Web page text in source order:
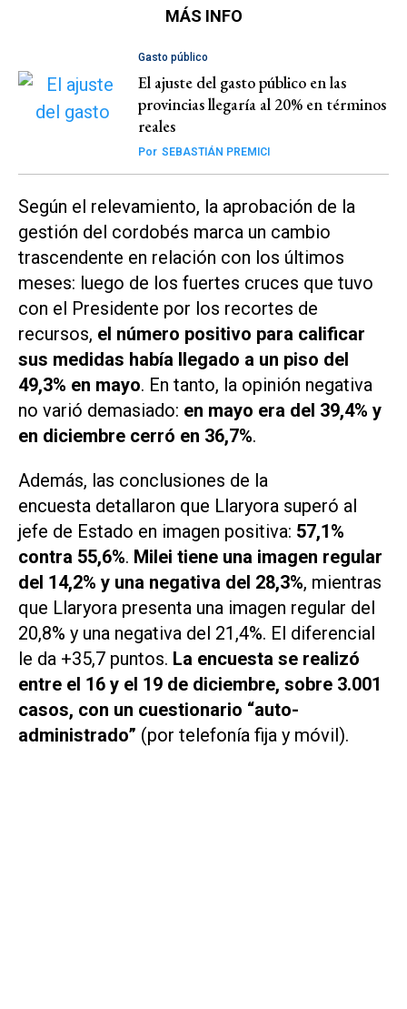
MÁS INFO
Gasto público
El ajuste del gasto público en las
provincias llegaría al 20% en términos
reales
Por SEBASTIÁN PREMICI
Según el relevamiento, la aprobación de la
gestión del cordobés marca un cambio
trascendente en relación con los últimos
meses: luego de los fuertes cruces que tuvo
con el Presidente por los recortes de
recursos, el número positivo para calificar
sus medidas había llegado a un piso del
49,3% en mayo. En tanto, la opinión negativa
no varió demasiado: en mayo era del 39,4% y
en diciembre cerró en 36,7%.
Además, las conclusiones de la
encuesta detallaron que Llaryora superó al
jefe de Estado en imagen positiva: 57,1%
contra 55,6%. Milei tiene una imagen regular
del 14,2% y una negativa del 28,3%, mientras
que Llaryora presenta una imagen regular del
20,8% y una negativa del 21,4%. El diferencial
le da +35,7 puntos. La encuesta se realizó
entre el 16 y el 19 de diciembre, sobre 3.001
casos, con un cuestionario “auto-
administrado” (por telefonía fija y móvil).